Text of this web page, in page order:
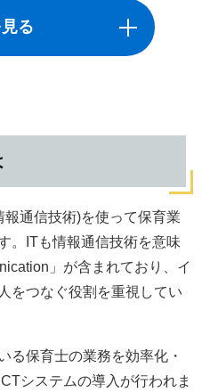
る
になる
通信技術)を使って保育業
。ITも情報通信技術を意味
」が含まれており、イ
をつなぐ役割を重視してい
る保育士の業務を効率化・
システムの導入が行われま